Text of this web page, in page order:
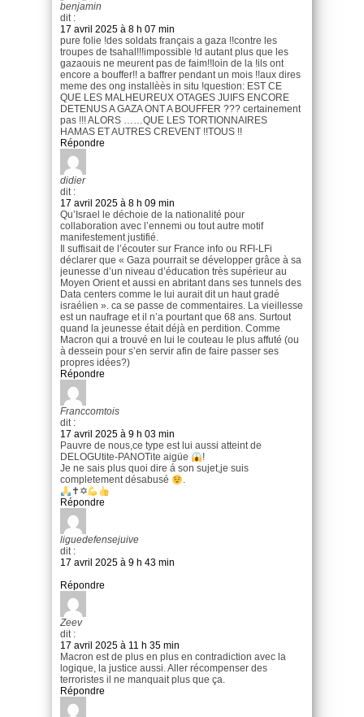
benjamin
dit :
17 avril 2025 à 8 h 07 min
pure folie !des soldats français a gaza !!contre les
troupes de tsahal!!!impossible !d autant plus que les
gazaouis ne meurent pas de faim!!loin de la !ils ont
encore a bouffer!! a baffrer pendant un mois !!aux dires
meme des ong installèès in situ !question: EST CE
QUE LES MALHEUREUX OTAGES JUIFS ENCORE
DETENUS A GAZA ONT A BOUFFER ??? certainement
pas !!! ALORS ……QUE LES TORTIONNAIRES
HAMAS ET AUTRES CREVENT !!TOUS !!
Répondre
didier
dit :
17 avril 2025 à 8 h 09 min
Qu’Israel le déchoie de la nationalité pour
collaboration avec l’ennemi ou tout autre motif
manifestement justifié.
Il suffisait de l’écouter sur France info ou RFI-LFi
déclarer que « Gaza pourrait se développer grâce à sa
jeunesse d’un niveau d’éducation très supérieur au
Moyen Orient et aussi en abritant dans ses tunnels des
Data centers comme le lui aurait dit un haut gradé
israélien ». ca se passe de commentaires. La vieillesse
est un naufrage et il n’a pourtant que 68 ans. Surtout
quand la jeunesse était déjà en perdition. Comme
Macron qui a trouvé en lui le couteau le plus affuté (ou
à dessein pour s’en servir afin de faire passer ses
propres idées?)
Répondre
Franccomtois
dit :
17 avril 2025 à 9 h 03 min
Pauvre de nous,ce type est lui aussi atteint de
DELOGUtite-PANOTite aigüe
!
Je ne sais plus quoi dire á son sujet,je suis
completement désabusé
.
✝✡
Répondre
liguedefensejuive
dit :
17 avril 2025 à 9 h 43 min
Répondre
Zeev
dit :
17 avril 2025 à 11 h 35 min
Macron est de plus en plus en contradiction avec la
logique, la justice aussi. Aller récompenser des
terroristes il ne manquait plus que ça.
Répondre